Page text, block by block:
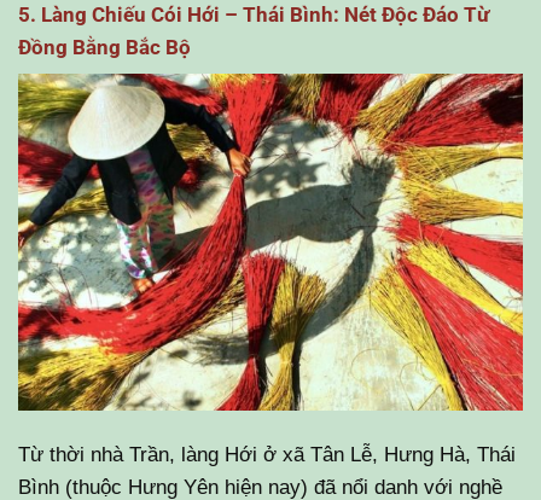
5. Làng Chiếu Cói Hới – Thái Bình: Nét Độc Đáo Từ
Đồng Bằng Bắc Bộ
Từ thời nhà Trần, làng Hới ở xã Tân Lễ, Hưng Hà, Thái
Bình (thuộc Hưng Yên hiện nay) đã nổi danh với nghề